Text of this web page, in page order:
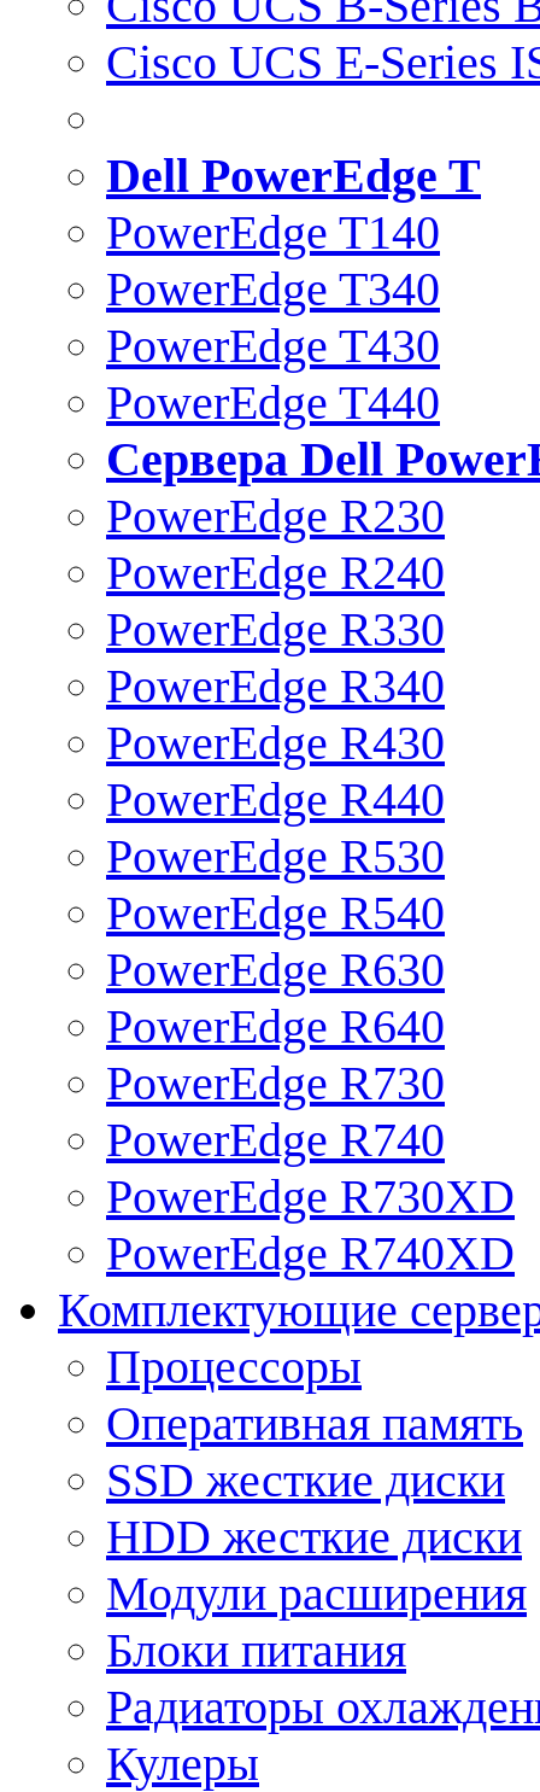
Cisco UCS E-Series
Dell PowerEdge T
PowerEdge T140
PowerEdge T340
PowerEdge T430
PowerEdge T440
Сервера Dell
PowerEdge R230
PowerEdge R240
PowerEdge R330
PowerEdge R340
PowerEdge R430
PowerEdge R440
PowerEdge R530
PowerEdge R540
PowerEdge R630
PowerEdge R640
PowerEdge R730
PowerEdge R740
PowerEdge R730XD
PowerEdge R740XD
Комплектующие
Процессоры
Оперативная память
SSD жесткие диски
HDD жесткие диски
Модули расширения
Блоки питания
Радиаторы
Кулеры